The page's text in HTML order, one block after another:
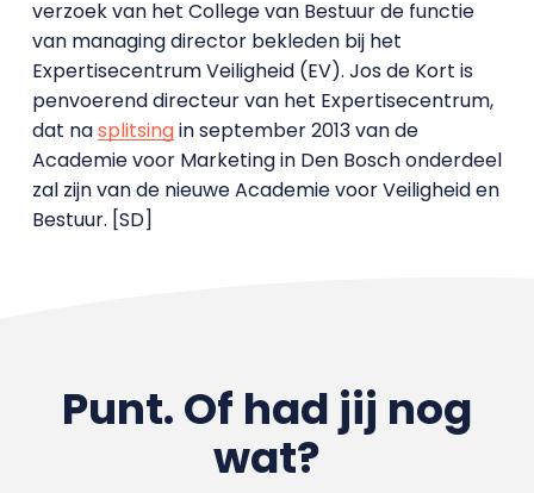
verzoek van het College van Bestuur de functie
van managing director bekleden bij het
Expertisecentrum Veiligheid (EV). Jos de Kort is
penvoerend directeur van het Expertisecentrum,
dat nasplitsingin september 2013 van de
Academie voor Marketing in Den Bosch onderdeel
zal zijn van de nieuwe Academie voor Veiligheid en
Bestuur. [SD]
Punt. Of had jij nog
wat?